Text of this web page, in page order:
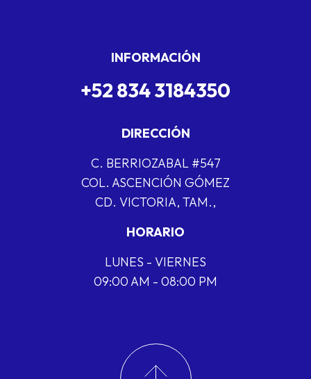
INFORMACIÓN
+52 834 3184350
DIRECCIÓN
C. BERRIOZABAL #547
COL. ASCENCIÓN GÓMEZ
CD. VICTORIA, TAM.,
HORARIO
LUNES - VIERNES
09:00 AM - 08:00 PM